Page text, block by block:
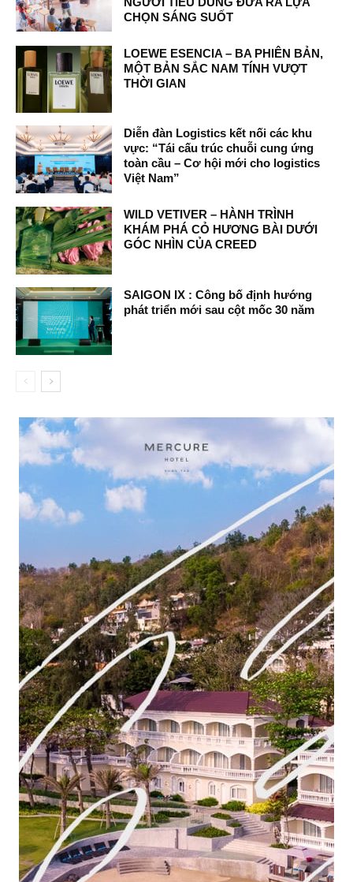
CHỌN SÁNG SUỐT
LOEWE ESENCIA – BA PHIÊN BẢN,
MỘT BẢN SẮC NAM TÍNH VƯỢT
THỜI GIAN
Diễn đàn Logistics kết nối các khu
vực: “Tái cấu trúc chuỗi cung ứng
toàn cầu – Cơ hội mới cho logistics
Việt Nam”
WILD VETIVER – HÀNH TRÌNH
KHÁM PHÁ CỎ HƯƠNG BÀI DƯỚI
GÓC NHÌN CỦA CREED
SAIGON IX : Công bố định hướng
phát triển mới sau cột mốc 30 năm